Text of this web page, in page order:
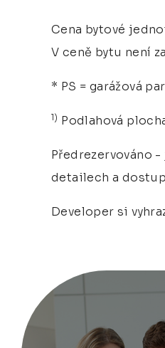
Cena bytové
V ceně bytu není
* PS = garážová
1) Podlahová
Předrezervováno
detailech a
Developer si